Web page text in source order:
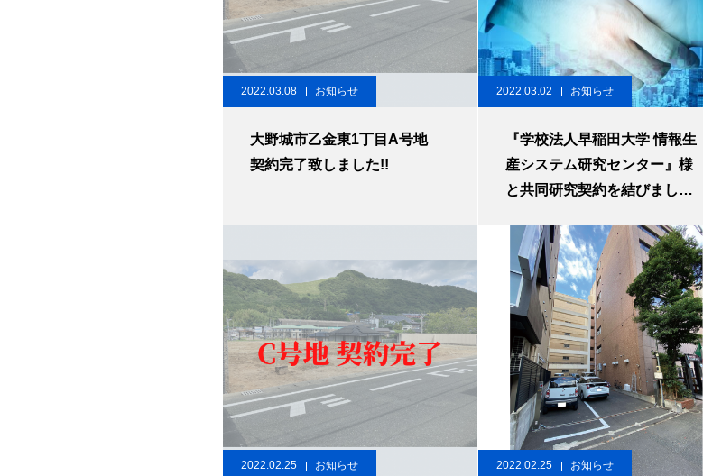
2022.03.08 お知らせ
大野城市乙金東1丁目A号地
契約完了致しました!!
2022.03.02 お知らせ
『学校法人早稲田大学 情報生
産システム研究センター』様
と共同研究契約を結びまし
2022.02.25 お知らせ 2022.02.25 お知らせ